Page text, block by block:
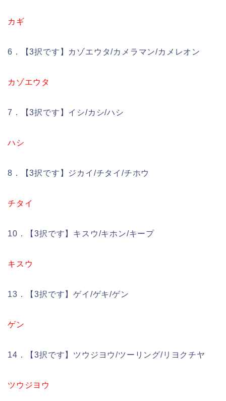
カギ
6．【3択です】カゾエウタ/カメラマン/カメレオン
カゾエウタ
7．【3択です】イシ/カシ/ハシ
ハシ
8．【3択です】ジカイ/チタイ/チホウ
チタイ
10．【3択です】キスウ/キホン/キープ
キスウ
13．【3択です】ゲイ/ゲキ/ゲン
ゲン
14．【3択です】ツウジヨウ/ツーリング/リヨクチヤ
ツウジヨウ